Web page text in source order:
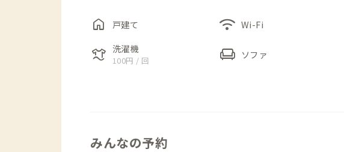
徒歩圏内には自家焙煎コーヒー店や飲食店、スーパーマ
やすく、休日の過ごし方の選択肢も広がります。
秋葉原駅から約1時間でアクセスできる立地でありなが
home 戸建て wifi Wi-Fi
laundry 洗濯機
100円 / 回 chair ソファ
みんなの予約